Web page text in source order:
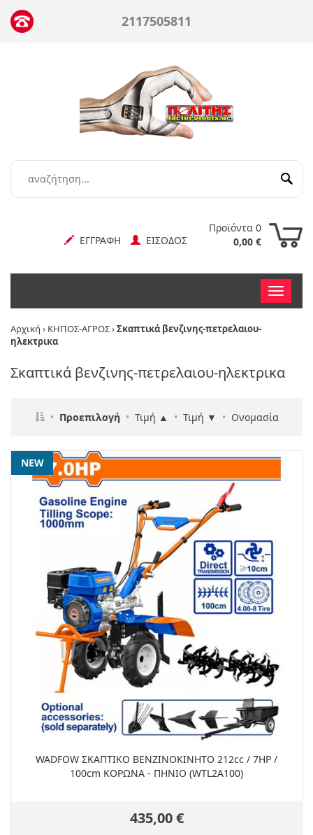
2117505811
Προϊόντα 0
0,00 €
ΕΓΓΡΑΦΗ ΕΙΣΟΔΟΣ
Toggle
nav
Αρχική › ΚΗΠΟΣ-ΑΓΡΟΣ›Σκαπτικά βενζινης-πετρελαιου-
ηλεκτρικα
Σκαπτικά βενζινης-πετρελαιου-ηλεκτρικα
• Προεπιλογή• Τιμή ▲ • Τιμή ▼ • Ονομασία
NEW
WADFOW ΣΚΑΠΤΙΚΟ ΒΕΝΖΙΝΟΚΙΝΗΤΟ 212cc / 7HP /
100cm ΚΟΡΩΝΑ - ΠΗΝΙΟ (WTL2A100)
435,00 €